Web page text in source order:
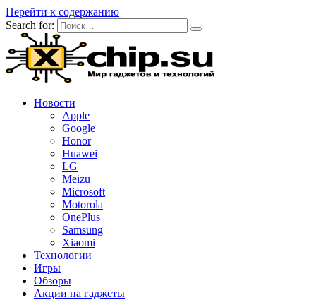
Перейти к содержанию
Search for:
Новости
Apple
Google
Honor
Huawei
LG
Meizu
Microsoft
Motorola
OnePlus
Samsung
Xiaomi
Технологии
Игры
Обзоры
Акции на гаджеты